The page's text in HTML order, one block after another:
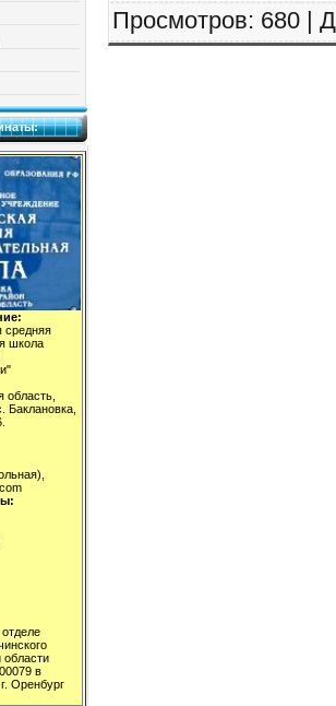
средняя
школа
область,
Баклановка,
области
в
Оренбург
Просмотров: 680 |